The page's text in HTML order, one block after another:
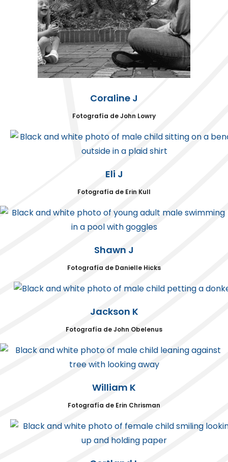
Coraline J
Fotografía de John Lowry
Eli J
Fotografía de Erin Kull
Shawn J
Fotografía de Danielle Hicks
Jackson K
Fotografía de John Obelenus
William K
Fotografía de Erin Chrisman